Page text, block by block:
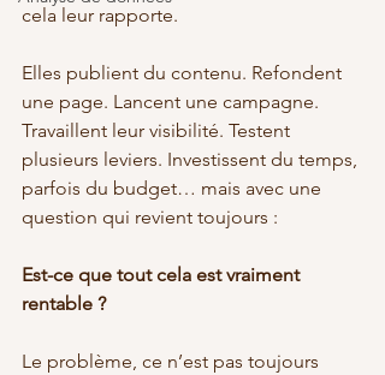
cela leur rapporte.
Elles publient du contenu. Refondent
une page. Lancent une campagne.
Travaillent leur visibilité. Testent
plusieurs leviers. Investissent du temps,
parfois du budget… mais avec une
question qui revient toujours :
Est-ce que tout cela est vraiment
rentable ?
Le problème, ce n’est pas toujours